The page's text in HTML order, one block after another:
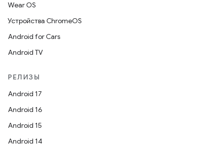
Wear OS
Устройства ChromeOS
Android for Cars
Android TV
РЕЛИЗЫ
Android 17
Android 16
Android 15
Android 14